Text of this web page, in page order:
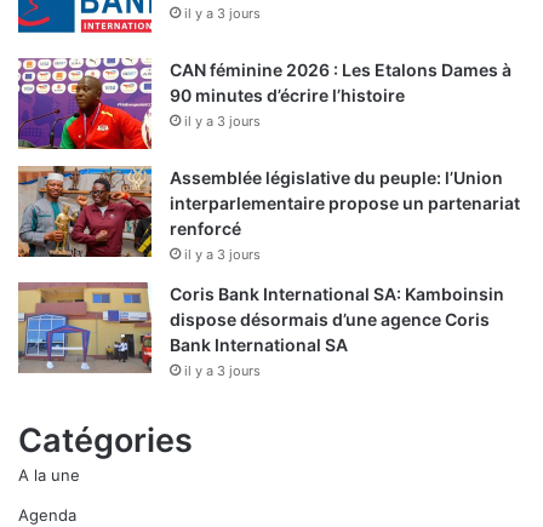
il y a 3 jours
CAN féminine 2026 : Les Etalons Dames à
90 minutes d’écrire l’histoire
il y a 3 jours
Assemblée législative du peuple: l’Union
interparlementaire propose un partenariat
renforcé
il y a 3 jours
Coris Bank International SA: Kamboinsin
dispose désormais d’une agence Coris
Bank International SA
il y a 3 jours
Catégories
A la une
Agenda